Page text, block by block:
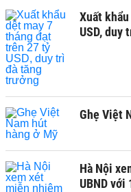
Xuất
USD, duy
Ghẹ Việt
Hà Nội
UBND